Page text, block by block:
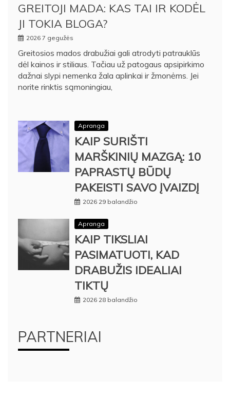
GREITOJI MADA: KAS TAI IR KODĖL
JI TOKIA BLOGA?
2026 7 gegužės
Greitosios mados drabužiai gali atrodyti patrauklūs
dėl kainos ir stiliaus. Tačiau už patogaus apsipirkimo
dažnai slypi nemenka žala aplinkai ir žmonėms. Jei
norite rinktis sąmoningiau,
Apranga
KAIP SURIŠTI
MARŠKINIŲ MAZGĄ: 10
PAPRASTŲ BŪDŲ
PAKEISTI SAVO ĮVAIZDĮ
2026 29 balandžio
Apranga
KAIP TIKSLIAI
PASIMATUOTI, KAD
DRABUŽIS IDEALIAI
TIKTŲ
2026 28 balandžio
PARTNERIAI